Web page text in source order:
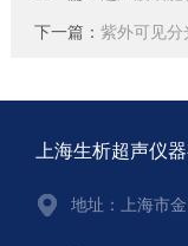
下一篇： 紫外可见分
上海生析超声仪
地址：上海市